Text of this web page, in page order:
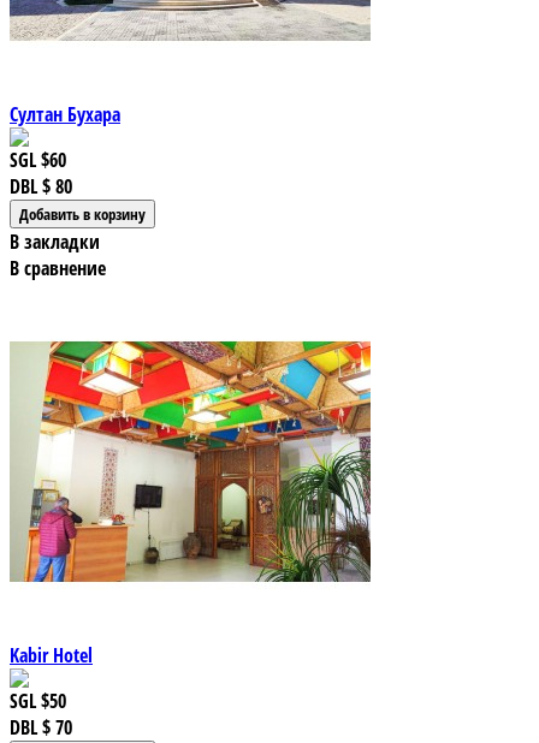
Султан Бухара
SGL$60
DBL$ 80
В закладки
В сравнение
Kabir Hotel
SGL$50
DBL$ 70